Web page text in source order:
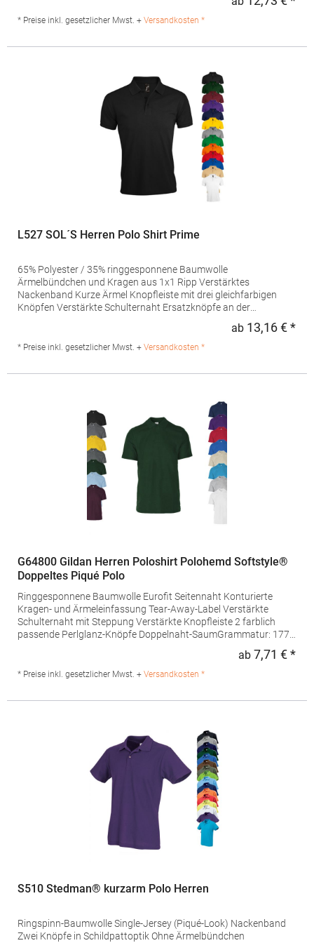
BaumwolleAngaben zur Produktsicherheit: Herst.-Nr.: R-569M-0
* Preise inkl. gesetzlicher Mwst. + Versandkosten *
L527 SOL´S Herren Polo Shirt Prime
65% Polyester / 35% ringgesponnene Baumwolle
Ärmelbündchen und Kragen aus 1x1 Ripp Verstärktes
Nackenband Kurze Ärmel Knopfleiste mit drei gleichfarbigen
Knöpfen Verstärkte Schulternaht Ersatzknöpfe an der
65% Polyester / 35% BaumwolleArtikelname: Men's Polo Shirt
PrimeAngaben zur Produktsicherheit: Herst.-Nr.:
ab 13,16 € *
* Preise inkl. gesetzlicher Mwst. + Versandkosten *
G64800 Gildan Herren Poloshirt Polohemd Softstyle®
Doppeltes Piqué Polo
Ringgesponnene Baumwolle Eurofit Seitennaht Konturierte
Kragen- und Ärmeleinfassung Tear-Away-Label Verstärkte
Schulternaht mit Steppung Verstärkte Knopfleiste 2 farblich
passende Perlglanz-Knöpfe Doppelnaht-SaumGrammatur: 177
Polyester)Angaben zur Produktsicherheit: Herst.-Nr.:
ab 7,71 € *
* Preise inkl. gesetzlicher Mwst. + Versandkosten *
S510 Stedman® kurzarm Polo Herren
Ringspinn-Baumwolle Single-Jersey (Piqué-Look) Nackenband
Zwei Knöpfe in Schildpattoptik Ohne Ärmelbündchen